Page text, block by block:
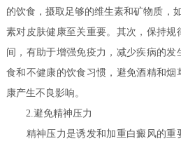
的饮食，摄取足够的维生素和矿物质，
素对皮肤健康至关重要。其次，保持
间，有助于增强免疫力，减少疾病的
食和不健康的饮食习惯，避免酒精和烟
康产生不良影响。
2.避免精神压力
精神压力是诱发和加重白癜风的重